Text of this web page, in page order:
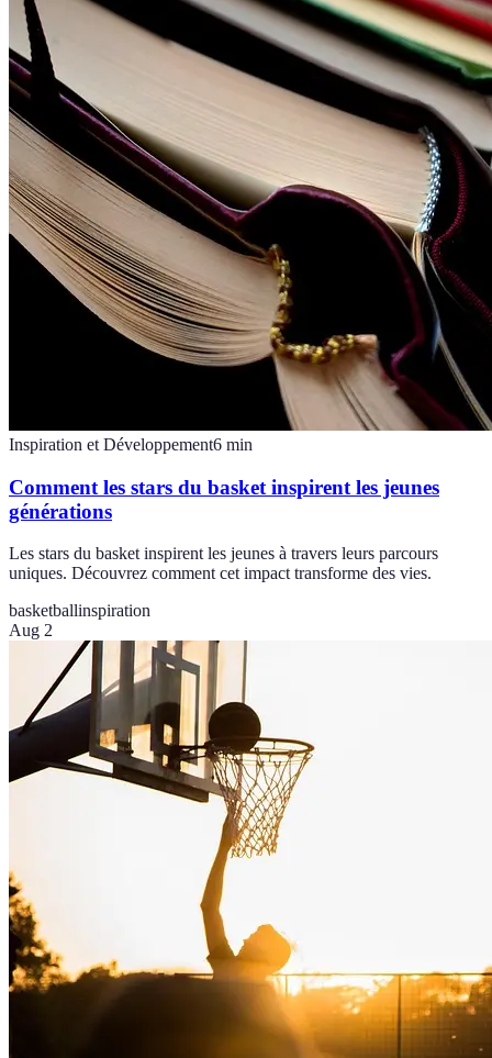
Inspiration et Développement6 min
Comment les stars du basket inspirent les jeunes
générations
Les stars du basket inspirent les jeunes à travers leurs parcours
uniques. Découvrez comment cet impact transforme des vies.
basketballinspiration
Aug 2